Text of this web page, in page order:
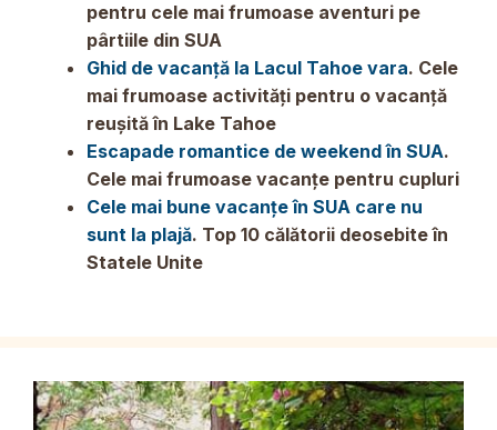
pentru cele mai frumoase aventuri pe
pârtiile din SUA
Ghid de vacanță la Lacul Tahoe vara. Cele
mai frumoase activități pentru o vacanță
reușită în Lake Tahoe
Escapade romantice de weekend în SUA.
Cele mai frumoase vacanțe pentru cupluri
Cele mai bune vacanțe în SUA care nu
sunt la plajă. Top 10 călătorii deosebite în
Statele Unite